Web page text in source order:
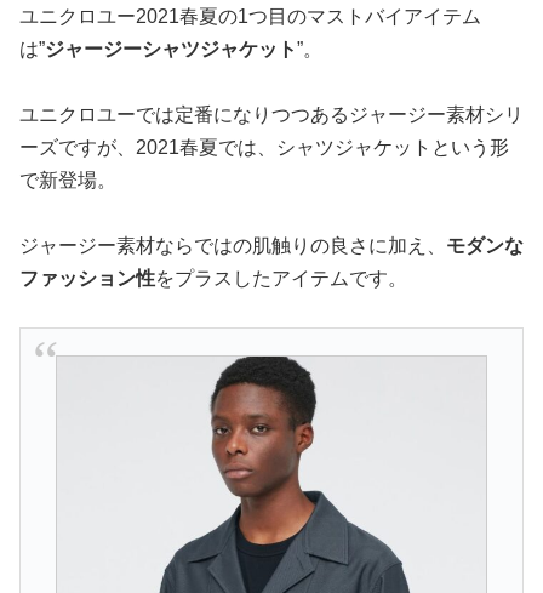
ユニクロユー2021春夏の1つ目のマストバイアイテム
は”ジャージーシャツジャケット”。
ユニクロユーでは定番になりつつあるジャージー素材シリ
ーズですが、2021春夏では、シャツジャケットという形
で新登場。
ジャージー素材ならではの肌触りの良さに加え、 モダンな
ファッション性をプラスしたアイテムです。